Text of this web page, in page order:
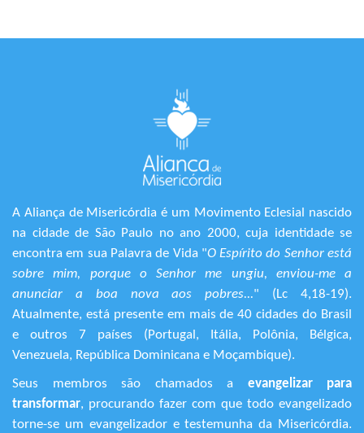
A Aliança de Misericórdia é um Movimento Eclesial nascido
na cidade de São Paulo no ano 2000, cuja identidade se
encontra em sua Palavra de Vida "O Espírito do Senhor está
sobre mim, porque o Senhor me ungiu, enviou-me a
anunciar a boa nova aos pobres..." (Lc 4,18-19).
Atualmente, está presente em mais de 40 cidades do Brasil
e outros 7 países (Portugal, Itália, Polônia, Bélgica,
Venezuela, República Dominicana e Moçambique).
Seus membros são chamados a evangelizar para
transformar, procurando fazer com que todo evangelizado
torne-se um evangelizador e testemunha da Misericórdia.